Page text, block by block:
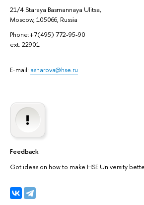
21/4 Staraya Basmannaya Ulitsa,
Moscow, 105066, Russia
Phone:+7(495) 772-95-90
ext. 22901
E-mail: asharova@hse.ru
Feedback
Got ideas on how to make HSE University